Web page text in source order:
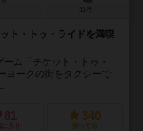
ト・トゥ・ライドを満喫
ム「チケット・トゥ・
ヨークの街をタクシーで
81
に入り
340
持ってる